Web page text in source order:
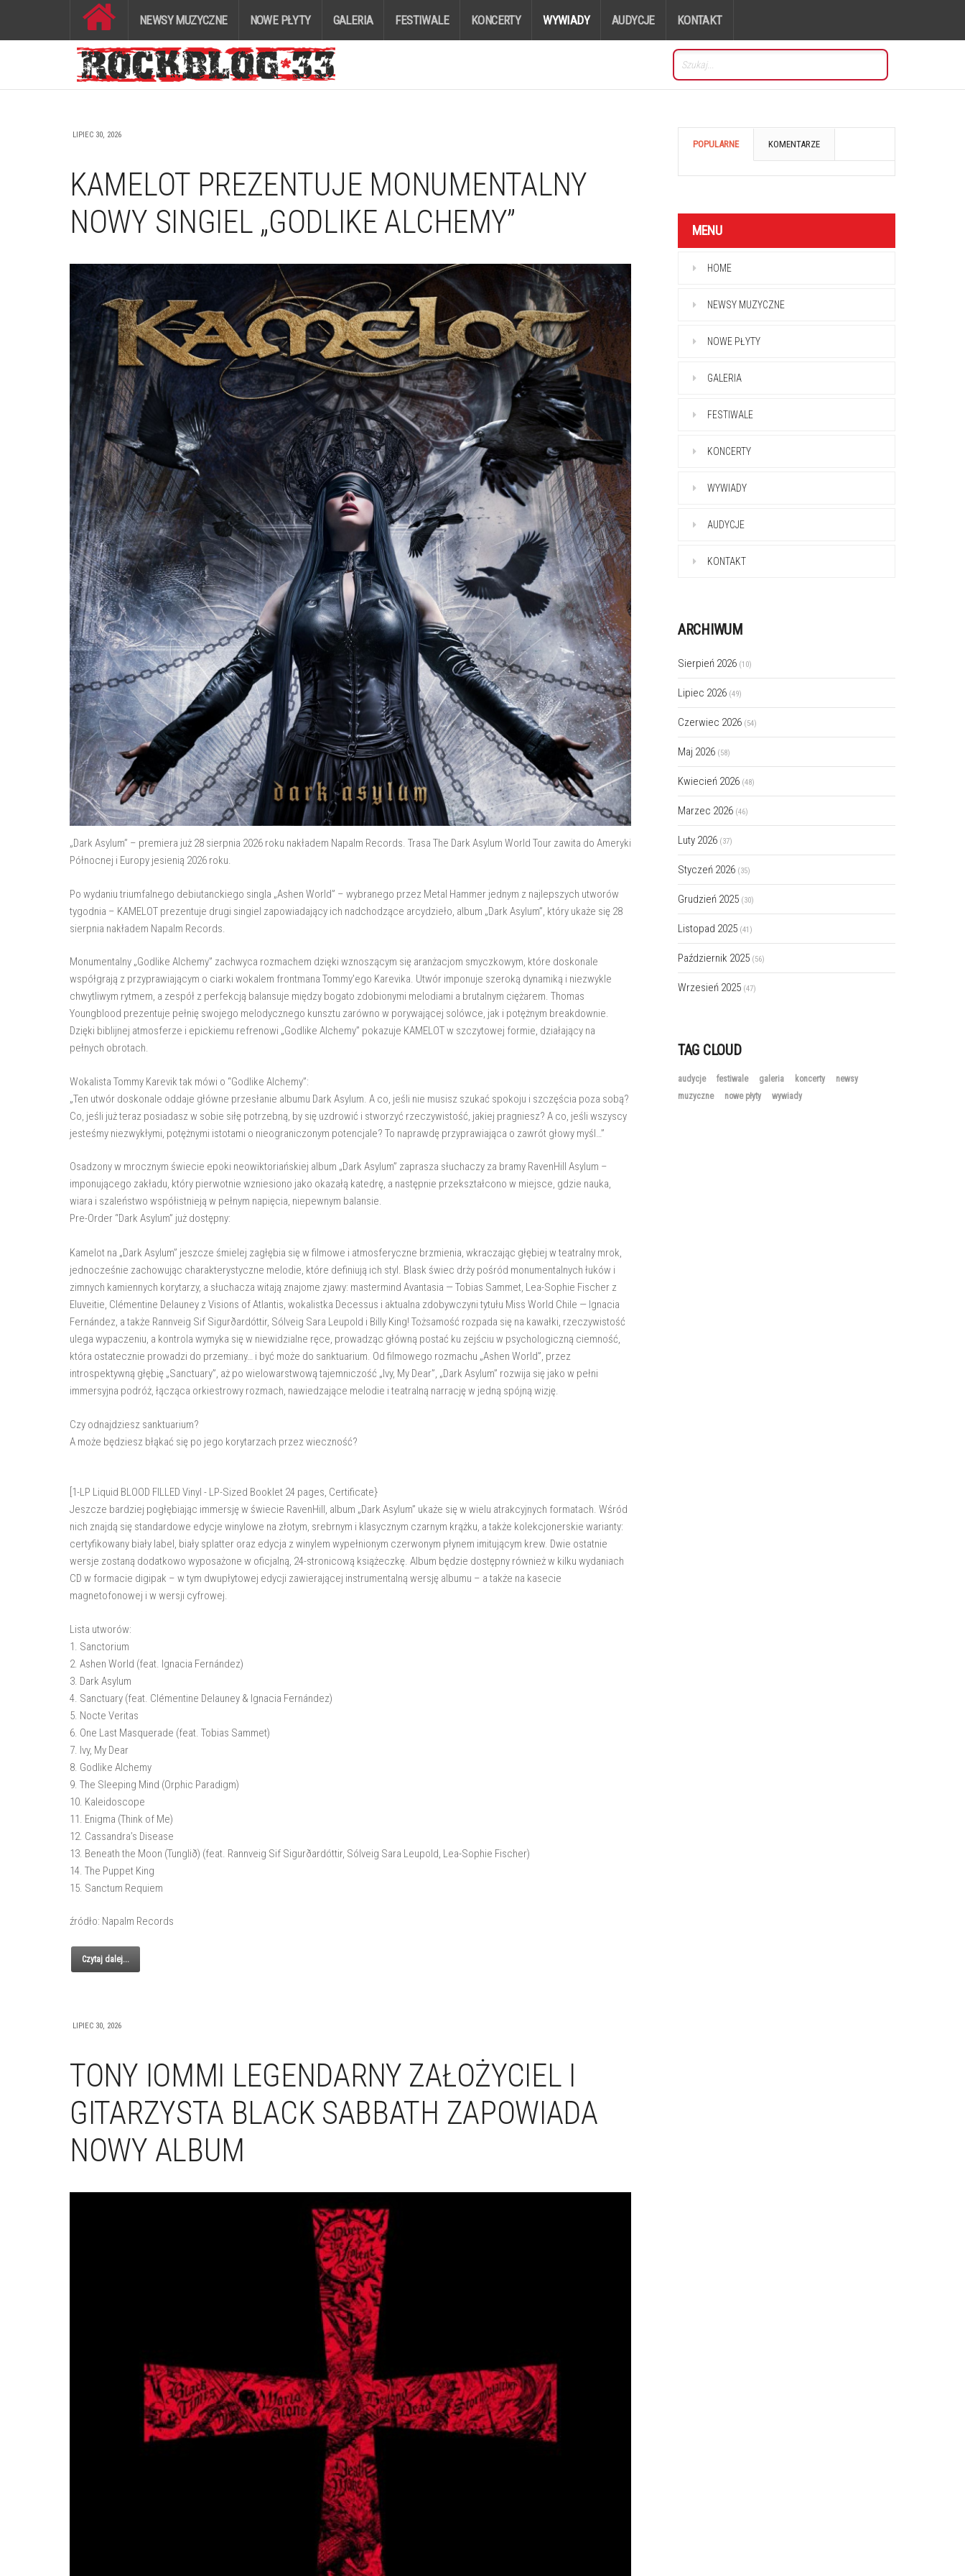
NEWSY MUZYCZNE NOWE PŁYTY GALERIA FESTIWALE KONCERTY WYWIADY AUDYCJE KONTAKT
LIPIEC 30, 2026
KAMELOT PREZENTUJE MONUMENTALNY
NOWY SINGIEL „GODLIKE ALCHEMY”
„Dark Asylum” – premiera już 28 sierpnia 2026 roku nakładem Napalm Records. Trasa The Dark Asylum World Tour zawita do Ameryki
Północnej i Europy jesienią 2026 roku.
Po wydaniu triumfalnego debiutanckiego singla „Ashen World” – wybranego przez Metal Hammer jednym z najlepszych utworów
tygodnia – KAMELOT prezentuje drugi singiel zapowiadający ich nadchodzące arcydzieło, album „Dark Asylum”, który ukaże się 28
sierpnia nakładem Napalm Records.
Monumentalny „Godlike Alchemy” zachwyca rozmachem dzięki wznoszącym się aranżacjom smyczkowym, które doskonale
współgrają z przyprawiającym o ciarki wokalem frontmana Tommy'ego Karevika. Utwór imponuje szeroką dynamiką i niezwykle
chwytliwym rytmem, a zespół z perfekcją balansuje między bogato zdobionymi melodiami a brutalnym ciężarem. Thomas
Youngblood prezentuje pełnię swojego melodycznego kunsztu zarówno w porywającej solówce, jak i potężnym breakdownie.
Dzięki biblijnej atmosferze i epickiemu refrenowi „Godlike Alchemy” pokazuje KAMELOT w szczytowej formie, działający na
pełnych obrotach.
Wokalista Tommy Karevik tak mówi o “Godlike Alchemy”:
„Ten utwór doskonale oddaje główne przesłanie albumu Dark Asylum. A co, jeśli nie musisz szukać spokoju i szczęścia poza sobą?
Co, jeśli już teraz posiadasz w sobie siłę potrzebną, by się uzdrowić i stworzyć rzeczywistość, jakiej pragniesz? A co, jeśli wszyscy
jesteśmy niezwykłymi, potężnymi istotami o nieograniczonym potencjale? To naprawdę przyprawiająca o zawrót głowy myśl…”
Osadzony w mrocznym świecie epoki neowiktoriańskiej album „Dark Asylum” zaprasza słuchaczy za bramy RavenHill Asylum –
imponującego zakładu, który pierwotnie wzniesiono jako okazałą katedrę, a następnie przekształcono w miejsce, gdzie nauka,
wiara i szaleństwo współistnieją w pełnym napięcia, niepewnym balansie.
Pre-Order “Dark Asylum” już dostępny:
Kamelot na „Dark Asylum” jeszcze śmielej zagłębia się w filmowe i atmosferyczne brzmienia, wkraczając głębiej w teatralny mrok,
jednocześnie zachowując charakterystyczne melodie, które definiują ich styl. Blask świec drży pośród monumentalnych łuków i
zimnych kamiennych korytarzy, a słuchacza witają znajome zjawy: mastermind Avantasia — Tobias Sammet, Lea-Sophie Fischer z
Eluveitie, Clémentine Delauney z Visions of Atlantis, wokalistka Decessus i aktualna zdobywczyni tytułu Miss World Chile — Ignacia
Fernández, a także Rannveig Sif Sigurðardóttir, Sólveig Sara Leupold i Billy King! Tożsamość rozpada się na kawałki, rzeczywistość
ulega wypaczeniu, a kontrola wymyka się w niewidzialne ręce, prowadząc główną postać ku zejściu w psychologiczną ciemność,
która ostatecznie prowadzi do przemiany… i być może do sanktuarium. Od filmowego rozmachu „Ashen World”, przez
introspektywną głębię „Sanctuary”, aż po wielowarstwową tajemniczość „Ivy, My Dear”, „Dark Asylum” rozwija się jako w pełni
immersyjna podróż, łącząca orkiestrowy rozmach, nawiedzające melodie i teatralną narrację w jedną spójną wizję.
Czy odnajdziesz sanktuarium?
A może będziesz błąkać się po jego korytarzach przez wieczność?
[1-LP Liquid BLOOD FILLED Vinyl - LP-Sized Booklet 24 pages, Certificate}
Jeszcze bardziej pogłębiając immersję w świecie RavenHill, album „Dark Asylum” ukaże się w wielu atrakcyjnych formatach. Wśród
nich znajdą się standardowe edycje winylowe na złotym, srebrnym i klasycznym czarnym krążku, a także kolekcjonerskie warianty:
certyfikowany biały label, biały splatter oraz edycja z winylem wypełnionym czerwonym płynem imitującym krew. Dwie ostatnie
wersje zostaną dodatkowo wyposażone w oficjalną, 24-stronicową książeczkę. Album będzie dostępny również w kilku wydaniach
CD w formacie digipak – w tym dwupłytowej edycji zawierającej instrumentalną wersję albumu – a także na kasecie
magnetofonowej i w wersji cyfrowej.
Lista utworów:
1. Sanctorium
2. Ashen World (feat. Ignacia Fernández)
3. ⁠Dark Asylum
4. Sanctuary (feat. Clémentine Delauney & Ignacia Fernández)
5. Nocte Veritas
6. One Last Masquerade (feat. Tobias Sammet)
7. ⁠Ivy, My Dear
8. Godlike Alchemy
9. The Sleeping Mind (Orphic Paradigm)
10. Kaleidoscope
11. Enigma (Think of Me)
12. Cassandra’s Disease
13. Beneath the Moon (Tunglið) (feat. Rannveig Sif Sigurðardóttir, Sólveig Sara Leupold, Lea-Sophie Fischer)
14. ⁠The Puppet King
15. ⁠Sanctum Requiem
źródło: Napalm Records
Czytaj dalej...
LIPIEC 30, 2026
TONY IOMMI LEGENDARNY ZAŁOŻYCIEL I
GITARZYSTA BLACK SABBATH ZAPOWIADA
NOWY ALBUM
POPULARNE KOMENTARZE
MENU
HOME
NEWSY MUZYCZNE
NOWE PŁYTY
GALERIA
FESTIWALE
KONCERTY
WYWIADY
AUDYCJE
KONTAKT
ARCHIWUM
Sierpień 2026 (10)
Lipiec 2026 (49)
Czerwiec 2026 (54)
Maj 2026 (58)
Kwiecień 2026 (48)
Marzec 2026 (46)
Luty 2026 (37)
Styczeń 2026 (35)
Grudzień 2025 (30)
Listopad 2025 (41)
Październik 2025 (56)
Wrzesień 2025 (47)
TAG CLOUD
audycje festiwale galeria koncerty
newsy
muzyczne
nowe płyty wywiady